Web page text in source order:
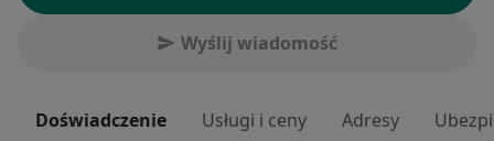
Wyślij wiadomość
Doświadczenie Usługi i ceny Adresy